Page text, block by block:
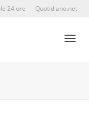
24 ore Quotidiano.net